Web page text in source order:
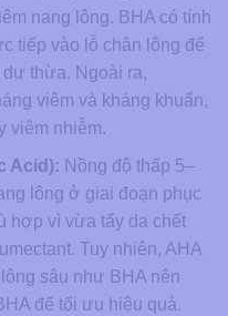
nang lông. BHA có tính
tiếp vào lỗ chân lông để
dư thừa. Ngoài ra,
viêm và kháng khuẩn,
viêm nhiễm.
Acid): Nồng độ thấp 5–
lông ở giai đoạn phục
hợp vì vừa tẩy da chết
Tuy nhiên, AHA
sâu như BHA nên
để tối ưu hiệu quả.